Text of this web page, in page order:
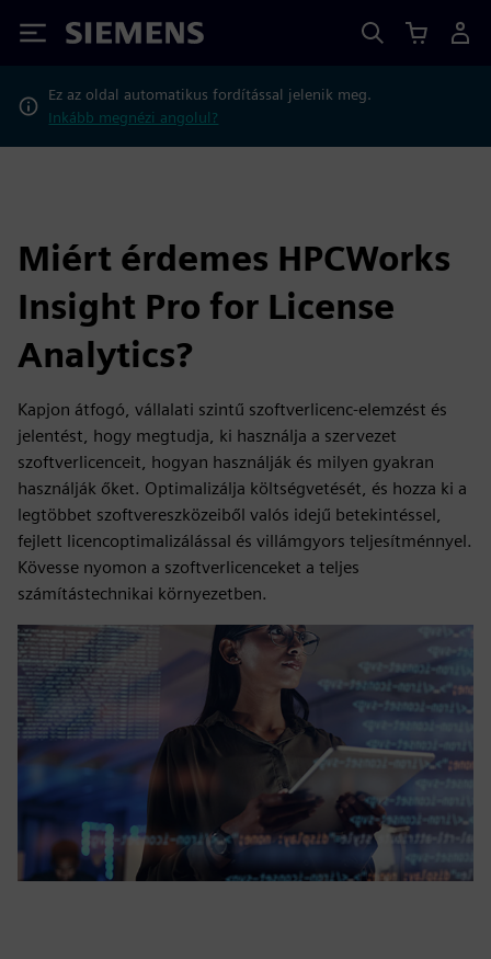
Siemens
Ez az oldal automatikus fordítással jelenik meg.
Inkább megnézi angolul?
Miért érdemes HPCWorks
Insight Pro for License
Analytics?
Kapjon átfogó, vállalati szintű szoftverlicenc-elemzést és
jelentést, hogy megtudja, ki használja a szervezet
szoftverlicenceit, hogyan használják és milyen gyakran
használják őket. Optimalizálja költségvetését, és hozza ki a
legtöbbet szoftvereszközeiből valós idejű betekintéssel,
fejlett licencoptimalizálással és villámgyors teljesítménnyel.
Kövesse nyomon a szoftverlicenceket a teljes
számítástechnikai környezetben.